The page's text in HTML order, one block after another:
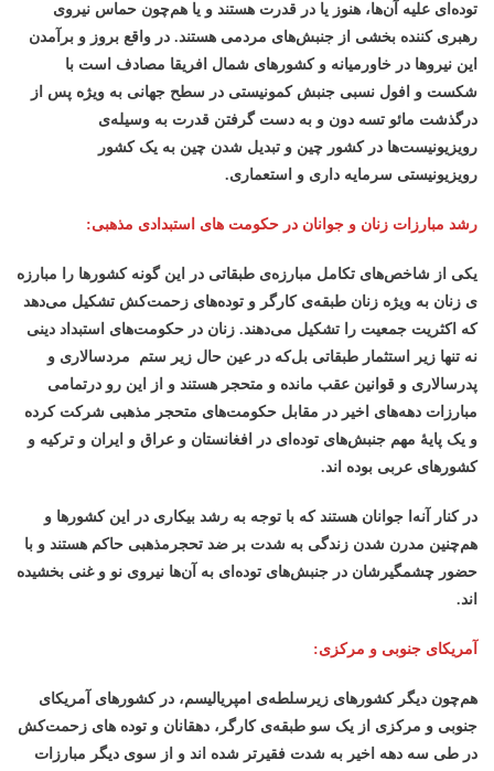
توده‌ای علیه آن‌ها، هنوز یا در قدرت هستند و یا هم‌چون حماس نیروی
رهبری کننده بخشی از جنبش‌های مردمی هستند. در واقع بروز و برآمدن
این نیروها در خاورمیانه و کشورهای شمال افریقا مصادف است با
شکست و افول نسبی جنبش کمونیستی در سطح جهانی به ویژه پس از
درگذشت مائو تسه دون و به دست گرفتن قدرت به وسیله‌ی
رویزیونیست‌ها در کشور چین و تبدیل شدن چین به یک کشور
رویزیونیستی سرمایه داری و استعماری.
رشد مبارزات زنان و جوانان در حکومت های استبدادی مذهبی:
یکی از شاخص‌های تکامل مبارزه‌ی طبقاتی در این گونه کشورها را مبارزه
ی زنان به ویژه زنان طبقه‌ی کارگر و توده‌های زحمت‌کش تشکیل می‌دهد
که اکثریت جمعیت را تشکیل می‌دهند. زنان در حکومت‌های استبداد دینی
نه تنها زیر استثمار طبقاتی بل‌که در عین حال زیر ستم مردسالاری و
پدرسالاری و قوانین عقب مانده و متحجر هستند و از این رو درتمامی
مبارزات دهه‌های اخیر در مقابل حکومت‌های متحجر مذهبی شرکت کرده
و یک پایۀ مهم جنبش‌های توده‌ای در افغانستان و عراق و ایران و ترکیه و
کشورهای عربی بوده اند.
در کنار آنه‌ا جوانان هستند که با توجه به رشد بیکاری در این کشورها و
هم‌‌چنین مدرن شدن زندگی به شدت بر ضد تحجرمذهبی حاکم هستند و با
حضور چشمگیرشان در جنبش‌های توده‌ای به آن‌ها نیروی نو و غنی بخشیده
اند.
آمریکای جنوبی و مرکزی:
هم‌چون دیگر کشورهای زیرسلطه‌ی امپریالیسم، در کشورهای آمریکای
جنوبی و مرکزی از یک سو طبقه‌ی کارگر، دهقانان و توده های زحمت‌کش
در طی سه دهه اخیر به شدت فقیرتر شده اند و از سوی دیگر مبارزات